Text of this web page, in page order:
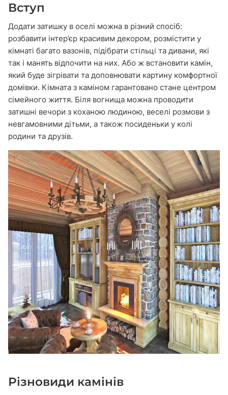
Вступ
Додати затишку в оселі можна в різний спосіб:
розбавити інтер’єр красивим декором, розмістити у
кімнаті багато вазонів, підібрати стільці та дивани, які
так і манять відпочити на них. Або ж встановити камін,
який буде зігрівати та доповнювати картину комфортної
домівки. Кімната з каміном гарантовано стане центром
сімейного життя. Біля вогнища можна проводити
затишні вечори з коханою людиною, веселі розмови з
невгамовними дітьми, а також посиденьки у колі
родини та друзів.
Різновиди камінів